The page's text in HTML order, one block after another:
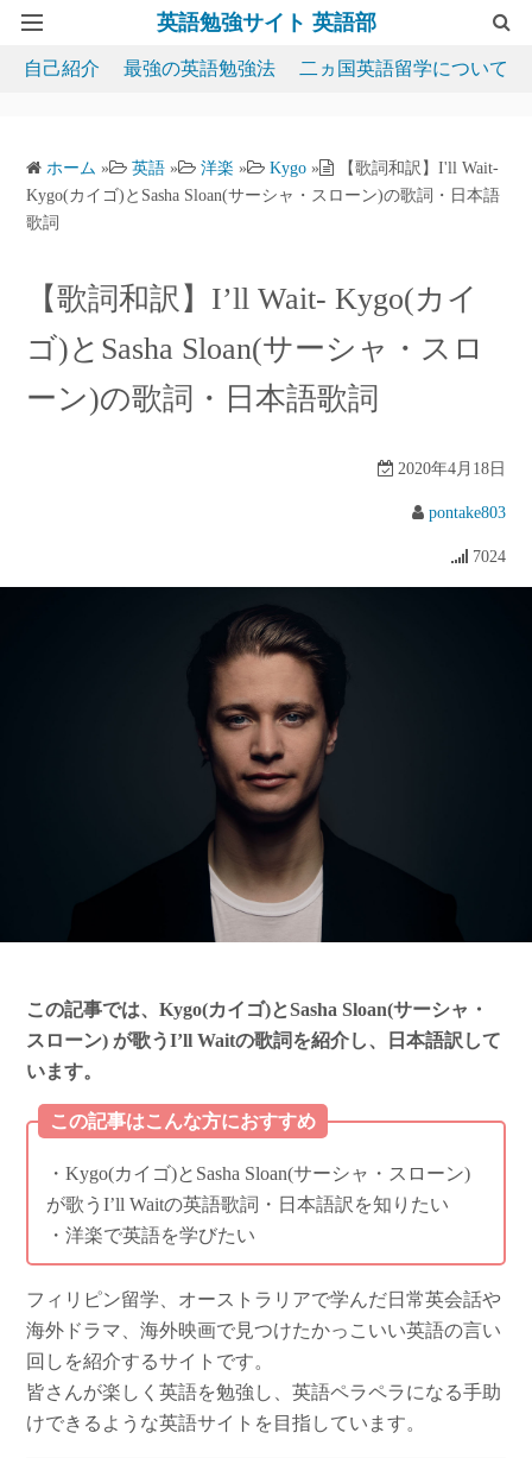
英語勉強サイト 英語部
サイトマップ
自己紹介 最強の英語勉強法 二ヵ国英語留学について
ホーム » 英語 » 洋楽 » Kygo »
【歌詞和訳】I'll Wait-
Kygo(カイゴ)とSasha Sloan(サーシャ・スローン)の歌詞・日本語
歌詞
【歌詞和訳】I’ll Wait- Kygo(カイ
ゴ)とSasha Sloan(サーシャ・スロ
ーン)の歌詞・日本語歌詞
2020年4月18日
pontake803
7024
この記事では、Kygo(カイゴ)とSasha Sloan(サーシャ・
スローン) が歌うI’ll Waitの歌詞を紹介し、日本語訳して
います。
この記事はこんな方におすすめ
・Kygo(カイゴ)とSasha Sloan(サーシャ・スローン)
が歌うI’ll Waitの英語歌詞・日本語訳を知りたい
・洋楽で英語を学びたい
フィリピン留学、オーストラリアで学んだ日常英会話や
海外ドラマ、海外映画で見つけたかっこいい英語の言い
回しを紹介するサイトです。
皆さんが楽しく英語を勉強し、 英語ペラペラになる手助
けできるような英語サイトを目指しています。